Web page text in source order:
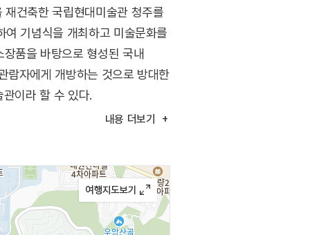
건축한 국립현대미술관 청주를
기념식을 개최하고 미술문화를
품을 바탕으로 형성된 국내
람자에게 개방하는 것으로 방대한
이라 할 수 있다.
내용 더보기